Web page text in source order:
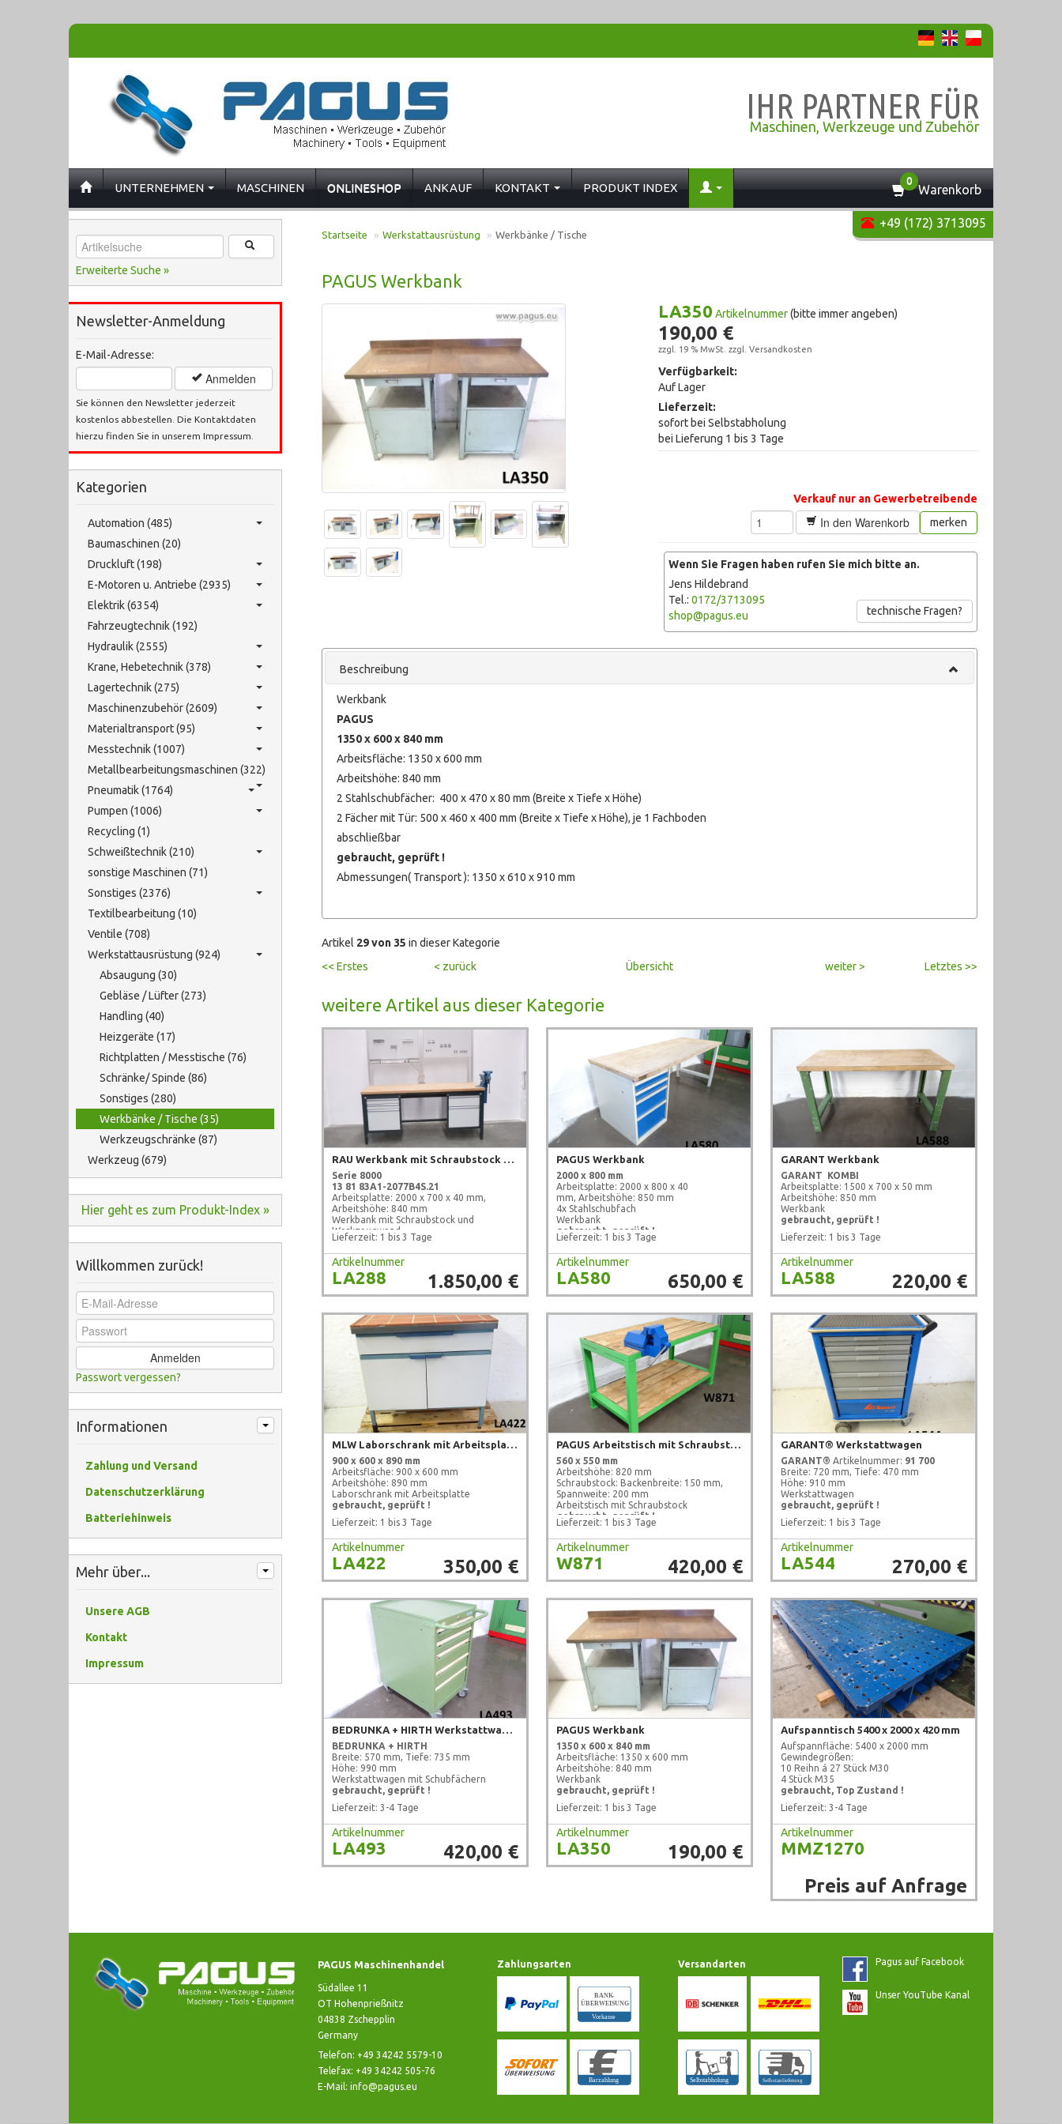
IHR PARTNER FÜR
Maschinen, Werkzeuge und Zubehör
UNTERNEHMEN MASCHINEN ONLINESHOP ANKAUF KONTAKT PRODUKT INDEX
0
Warenkorb
+49 (172) 3713095
Erweiterte Suche »
Newsletter-Anmeldung
E-Mail-Adresse:
Anmelden
Sie können den Newsletter jederzeit
kostenlos abbestellen. Die Kontaktdaten
hierzu finden Sie in unserem Impressum.
Kategorien
Automation (485)
Baumaschinen (20)
Druckluft (198)
E-Motoren u. Antriebe (2935)
Elektrik (6354)
Fahrzeugtechnik (192)
Hydraulik (2555)
Krane, Hebetechnik (378)
Lagertechnik (275)
Maschinenzubehör (2609)
Materialtransport (95)
Messtechnik (1007)
Metallbearbeitungsmaschinen (322)
Pneumatik (1764)
Pumpen (1006)
Recycling (1)
Schweißtechnik (210)
sonstige Maschinen (71)
Sonstiges (2376)
Textilbearbeitung (10)
Ventile (708)
Werkstattausrüstung (924)
Absaugung (30)
Gebläse / Lüfter (273)
Handling (40)
Heizgeräte (17)
Richtplatten / Messtische (76)
Schränke/ Spinde (86)
Sonstiges (280)
Werkbänke / Tische (35)
Werkzeugschränke (87)
Werkzeug (679)
Hier geht es zum Produkt-Index »
Willkommen zurück!
Anmelden
Passwort vergessen?
Informationen
Zahlung und Versand
Datenschutzerklärung
Batteriehinweis
Mehr über...
Unsere AGB
Kontakt
Impressum
Startseite » Werkstattausrüstung » Werkbänke / Tische
PAGUS Werkbank
LA350 Artikelnummer(bitte immer angeben)
190,00 €
zzgl. 19 % MwSt. zzgl. Versandkosten
Verfügbarkeit:
Auf Lager
Lieferzeit:
sofort bei Selbstabholung
bei Lieferung 1 bis 3 Tage
Verkauf nur an Gewerbetreibende
In den Warenkorb merken
Wenn Sie Fragen haben rufen Sie mich bitte an.
Jens Hildebrand
Tel.: 0172/3713095
shop@pagus.eu
technische Fragen?
Beschreibung
Werkbank
PAGUS
1350 x 600 x 840 mm
Arbeitsfläche: 1350 x 600 mm
Arbeitshöhe: 840 mm
2 Stahlschubfächer: 400 x 470 x 80 mm (Breite x Tiefe x Höhe)
2 Fächer mit Tür: 500 x 460 x 400 mm (Breite x Tiefe x Höhe), je 1 Fachboden
abschließbar
gebraucht, geprüft !
Abmessungen( Transport ): 1350 x 610 x 910 mm
Artikel 29 von 35 in dieser Kategorie
<< Erstes
< zurück Übersicht weiter > Letztes >>
weitere Artikel aus dieser Kategorie
RAU Werkbank mit Schraubstock und Werkzeugwand
Serie 8000
13 81 83A1-2077B4S.21
Arbeitsplatte: 2000 x 700 x 40 mm,
Arbeitshöhe: 840 mm
Werkbank mit Schraubstock und
Werkzeugwand
Neuwertig !
Lieferzeit: 1 bis 3 Tage
Artikelnummer
LA288 1.850,00 €
PAGUS Werkbank
2000 x 800 mm
Arbeitsplatte: 2000 x 800 x 40
mm, Arbeitshöhe: 850 mm
4x Stahlschubfach
Werkbank
gebraucht, geprüft !
Lieferzeit: 1 bis 3 Tage
Artikelnummer
LA580 650,00 €
GARANT Werkbank
GARANT
KOMBI
Arbeitsplatte: 1500 x 700 x 50 mm
Arbeitshöhe: 850 mm
Werkbank
gebraucht, geprüft !
Lieferzeit: 1 bis 3 Tage
Artikelnummer
LA588 220,00 €
MLW Laborschrank mit Arbeitsplatte
900 x 600 x 890 mm
Arbeitsfläche: 900 x 600 mm
Arbeitshöhe: 890 mm
Laborschrank mit Arbeitsplatte
gebraucht, geprüft !
Lieferzeit: 1 bis 3 Tage
Artikelnummer
LA422 350,00 €
PAGUS Arbeitstisch mit Schraubstock
560 x 550 mm
Arbeitshöhe: 820 mm
Schraubstock: Backenbreite: 150 mm,
Spannweite: 200 mm
Arbeitstisch mit Schraubstock
gebraucht, geprüft !
Lieferzeit: 1 bis 3 Tage
Artikelnummer
W871 420,00 €
GARANT® Werkstattwagen
GARANT® Artikelnummer: 91 700
Breite: 720 mm, Tiefe: 470 mm
Höhe: 910 mm
Werkstattwagen
gebraucht, geprüft !
Lieferzeit: 1 bis 3 Tage
Artikelnummer
LA544 270,00 €
BEDRUNKA + HIRTH Werkstattwagen mit Schubfächern
BEDRUNKA + HIRTH
Breite: 570 mm, Tiefe: 735 mm
Höhe: 990 mm
Werkstattwagen mit Schubfächern
gebraucht, geprüft !
Lieferzeit: 3-4 Tage
Artikelnummer
LA493 420,00 €
PAGUS Werkbank
1350 x 600 x 840 mm
Arbeitsfläche: 1350 x 600 mm
Arbeitshöhe: 840 mm
Werkbank
gebraucht, geprüft !
Lieferzeit: 1 bis 3 Tage
Artikelnummer
LA350 190,00 €
Aufspanntisch 5400 x 2000 x 420 mm
Aufspannfläche: 5400 x 2000 mm
Gewindegrößen:
10 Reihn á 27 Stück M30
4 Stück M35
gebraucht, Top Zustand !
Lieferzeit: 3-4 Tage
Artikelnummer
MMZ1270
Preis auf Anfrage
PAGUS Maschinenhandel
Südallee 11
OT Hohenprießnitz
04838 Zschepplin
Germany
Telefon: +49 34242 5579-10
Telefax: +49 34242 505-76
E-Mail: info@pagus.eu
Zahlungsarten Versandarten Pagus auf Facebook
Unser YouTube Kanal